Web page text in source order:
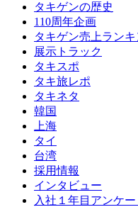
タキゲンの歴史
110周年企画
タキゲン売上ラン
展示トラック
タキスポ
タキ旅レポ
タキネタ
韓国
上海
タイ
台湾
採用情報
インタビュー
入社１年目アンケー